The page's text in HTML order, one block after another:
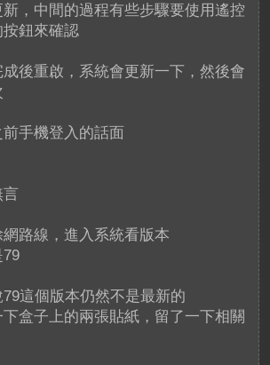
，中間的過程有些步驟要使用遙控
鈕來確認
後重啟，系統會更新一下，然後會
手機登入的話面
言
路線，進入系統看版本
這個版本仍然不是最新的
盒子上的兩張貼紙，留了一下相關